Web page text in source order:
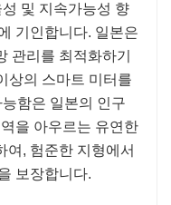
및 지속가능성 향
기인합니다. 일본은
관리를 최적화하기
상의 스마트 미터를
함은 일본의 인구
을 아우르는 유연한
여, 험준한 지형에서
보장합니다.